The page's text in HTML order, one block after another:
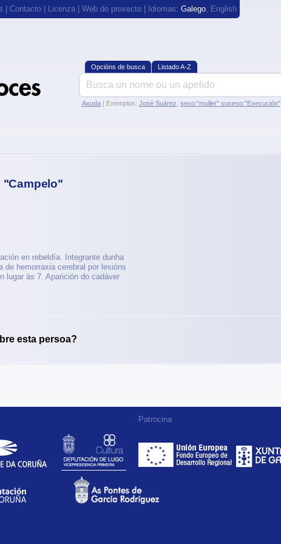
Contacto Licenza Web do proxecto | Idiomas: Galego, English
Opcións de busca Listado A-Z
Axuda | Exemplos: José Suárez sexo:"muller" suceso:"Execución"
"Campelo"
en rebeldía. Integrante dunha
de hemorraxia cerebral por lesións
lugar ás 7. Aparición do cadáver
esta persoa?
Patrocina